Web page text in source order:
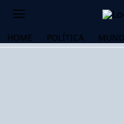
HOME POLÍTICA